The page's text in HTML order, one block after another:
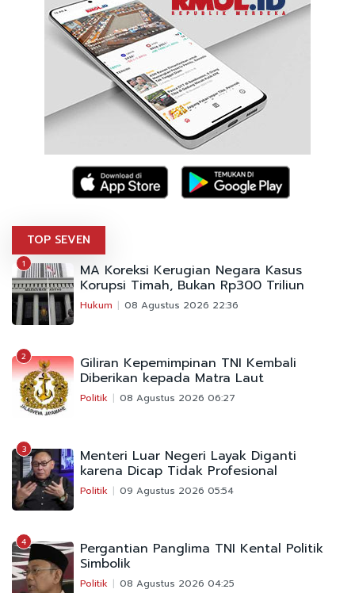
TOP SEVEN
1 MA Koreksi Kerugian Negara Kasus
Korupsi Timah, Bukan Rp300 Triliun
Hukum 08 Agustus 2026 22:36
2 Giliran Kepemimpinan TNI Kembali
Diberikan kepada Matra Laut
Politik 08 Agustus 2026 06:27
3 Menteri Luar Negeri Layak Diganti
karena Dicap Tidak Profesional
Politik 09 Agustus 2026 05:54
4 Pergantian Panglima TNI Kental Politik
Simbolik
Politik 08 Agustus 2026 04:25